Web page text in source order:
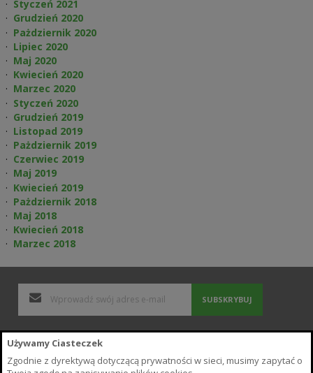
Używamy Ciasteczek
Zgodnie z dyrektywą dotyczącą prywatności w sieci, musimy zapytać o
Styczeń 2021
Grudzień 2020
Pażdziernik 2020
Lipiec 2020
Maj 2020
Kwiecień 2020
Marzec 2020
Styczeń 2020
Grudzień 2019
Listopad 2019
Pażdziernik 2019
Czerwiec 2019
Maj 2019
Kwiecień 2019
Pażdziernik 2018
Maj 2018
Kwiecień 2018
Marzec 2018
SUBSKRYBUJ
Polityka Prywatności i Cookies
Wyszukiwane frazy
Zamówienia i zwroty